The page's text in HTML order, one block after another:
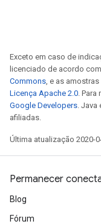
Exceto em caso de
licenciado de acordo
Commons, e as
Licença Apache 2.0. Para
Google Developers. Java
afiliadas.
Última atualização 2020-
Permanecer
Blog
Fórum